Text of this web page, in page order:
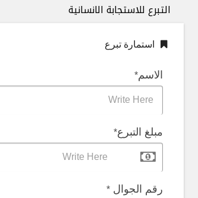
التبرع للاستجابة الانسانية
استمارة تبرع
الاسم*
Write Here
مبلغ التبرع*
Write Here
رقم الجوال *